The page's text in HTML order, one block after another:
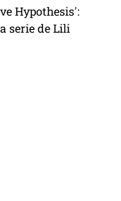
Hypothesis':
serie de Lili